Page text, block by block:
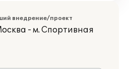
внедрение/проект
- м. Спортивная